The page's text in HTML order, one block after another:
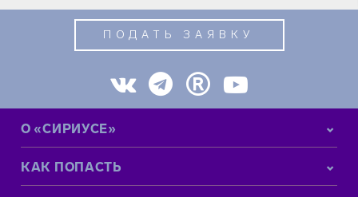
ПОДАТЬ ЗАЯВКУ
О «СИРИУСЕ»
КАК ПОПАСТЬ